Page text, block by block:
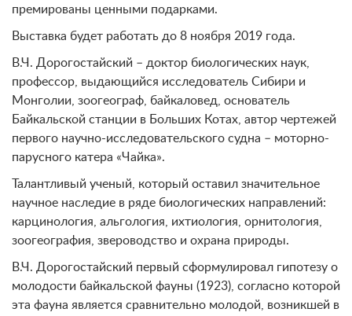
премированы ценными подарками.
Выставка будет работать до 8 ноября 2019 года.
В.Ч. Дорогостайский – доктор биологических наук,
профессор, выдающийся исследователь Сибири и
Монголии, зоогеограф, байкаловед, основатель
Байкальской станции в Больших Котах, автор чертежей
первого научно-исследовательского судна – моторно-
парусного катера «Чайка».
Талантливый ученый, который оставил значительное
научное наследие в ряде биологических направлений:
карцинология, альгология, ихтиология, орнитология,
зоогеография, звероводство и охрана природы.
В.Ч. Дорогостайский первый сформулировал гипотезу о
молодости байкальской фауны (1923), согласно которой
эта фауна является сравнительно молодой, возникшей в